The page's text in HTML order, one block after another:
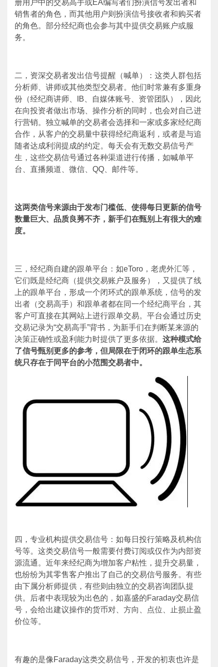
册用户中的交易高手或EA编写者们扮演信号发出者和
销售者的角色，而其他用户则扮演信号接收者和购买者
的角色。部分经纪商也会参与其中提供交易账户或服
务。
二，资深交易者发出信号提醒（喊单）：这类人群包括
分析师、讲师或其他类型交易者。他们时常兼有多重身
份（经纪商讲师、
IB、自媒体账号、资管团队），因此
在向投资者做出市场、操作分析的同时，也会对自己进
行营销。独立喊单的交易者会选择和一家或多家经纪商
合作，从客户的交易量中获得经纪商返利，或者是与追
随者达成利润提成的约定。每天会有无数交易信号产
生，这些交易信号通过各种渠道进行传播，如喊单平
台、直播频道、微信、 QQ、邮件等。
这两类信号来源由于发布门槛低、使得每日更新的信号
数量巨大、品质良莠不齐，新手们在甄别上有很大的难
度。
三，经纪商自建的跟单平台：如eToro ，老虎外汇等，
它们既是经纪商（提供交易账户及服务），又提供了线
上的跟单平台，形成一个闭环式的跟单系统，信号的发
出者（交易高手）和跟单者都在同一个经纪商平台，其
客户可直接在其网站上进行跟单交易。平台会通过历史
交易记录为“交易高手”背书，为新手们在判断某来源的
决策正确性或盈利能力时提供了更多依据。 这种模式给
了信号甄别更多的参考，但局限在于闭环的跟单生态系
统只存在于同平台的小范围交易者中。
四，专业机构提供交易信号：如每日投行策略及机构信
号等。这类交易信号一般需要付费订阅或仅作为内部资
源流通。近年来经纪商为增加客户粘性，提升交易量，
也纷纷为其零售客户推出了自己的交易信号服务。有些
由下属分析师提供，有些则由独立的交易咨询团队提
供。后者中表现较为出色的，如嘉盛的Faraday交易信
号，会给出建议操作的货币对、方向、点位、止损止盈
价位等。
有趣的是像Faraday这类交易信号，开发的初衷也许是